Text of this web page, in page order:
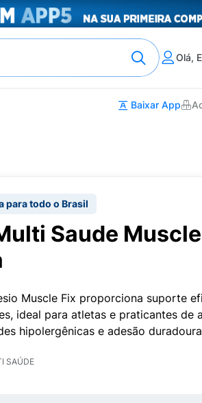
Olá,
Baixar App
para todo o Brasil
Saude
Muscle Fix proporciona suporte
ideal para atletas e praticantes de
hipolergênicas e adesão
SAÚDE